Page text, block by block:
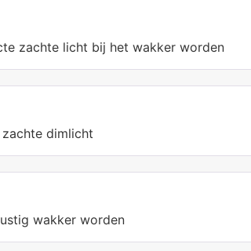
zachte licht bij het wakker worden
dimlicht
wakker worden